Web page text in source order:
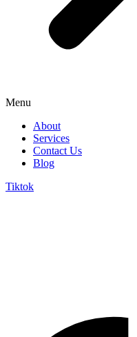
Menu
About
Services
Contact Us
Blog
Tiktok